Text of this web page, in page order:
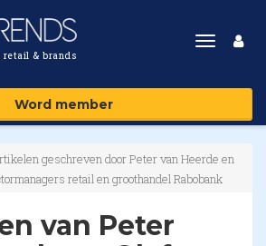
retail & brands
Toggle
Word member
geschreven door Peter van Heerde en
retail en groothandel Rabobank
van Peter